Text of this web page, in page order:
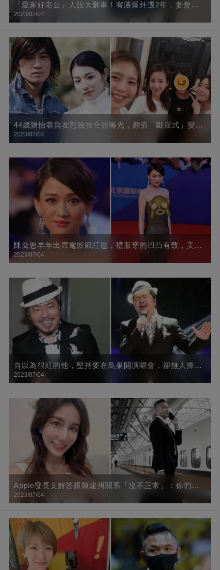
「愛家好老公」人設大翻車！宥勝爆外遇2年，妻曾認
2023/07/04
44歲陳怡蓉與友懟臉拍合照曝光，顏值「斷崖式」變化
讓人認不出：昔日女神竟成路人臉！
2023/07/04
陳喬恩早年出席電影節紅毯，禮服穿的凹凸有致，美得
一點不像70后
2023/07/04
自以為很紅的他，堅持要在鳥巢開演唱會，卻無人捧場
「賠千萬豪宅」
2023/07/04
Apple發長文解答跟陳建州關系「沒不正常」：你們抹
黑的是一個女生清白
2023/07/04